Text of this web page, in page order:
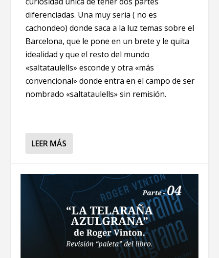
diferenciadas. Una muy seria ( no es
cachondeo) donde saca a la luz temas sobre el
Barcelona, que le pone en un brete y le quita
idealidad y que el resto del mundo
«saltataulells» esconde y otra «más
convencional» donde entra en el campo de ser
nombrado «saltataulells» sin remisión.
LEER MÁS